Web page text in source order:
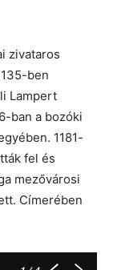
zivataros
ben
Lampert
ban a bozóki
1181-
fel és
mezővárosi
Címerében